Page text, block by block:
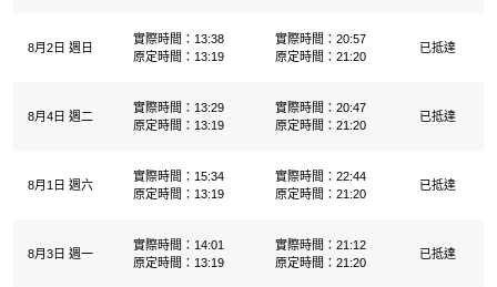
8月2日 週日
實際時間：13:38
原定時間：13:19
實際時間：20:57
原定時間：21:20
已抵達
8月4日 週二
實際時間：13:29
原定時間：13:19
實際時間：20:47
原定時間：21:20
已抵達
8月1日 週六
實際時間：15:34
原定時間：13:19
實際時間：22:44
原定時間：21:20
已抵達
8月3日 週一
實際時間：14:01
原定時間：13:19
實際時間：21:12
原定時間：21:20
已抵達